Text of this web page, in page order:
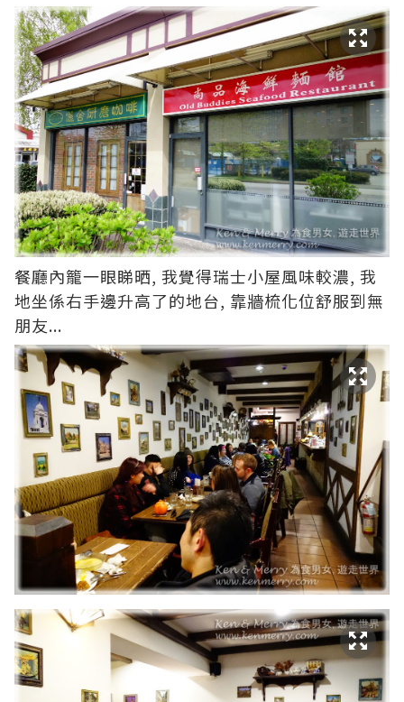
餐廳內籠一眼睇晒, 我覺得瑞士小屋風味較濃, 我
地坐係右手邊升高了的地台, 靠牆梳化位舒服到無
朋友...